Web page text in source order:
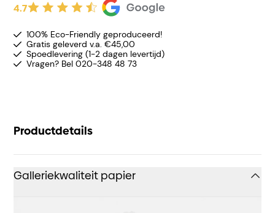
4.7
100% Eco-Friendly geproduceerd!
Gratis geleverd v.a. €45,00
Spoedlevering (1-2 dagen levertijd)
Vragen? Bel 020-348 48 73
Productdetails
Galleriekwaliteit papier